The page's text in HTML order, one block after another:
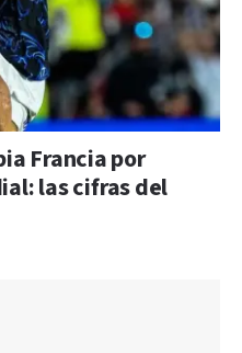
Francia por
las cifras del